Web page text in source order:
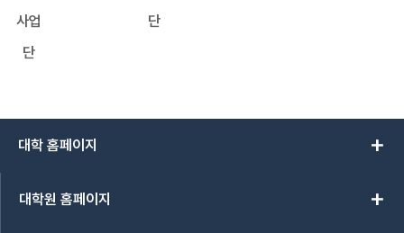
사업
단
단
대학 홈페이지 add
대학원 홈페이지 add